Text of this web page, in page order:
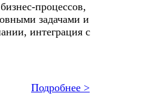
процессов,
задачами и
интеграция с
Подробнее >